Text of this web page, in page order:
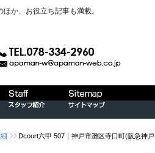
か、お役立ち記事も満載。
Dcourt六甲 507｜神戸市灘区寺口町(阪急神戸